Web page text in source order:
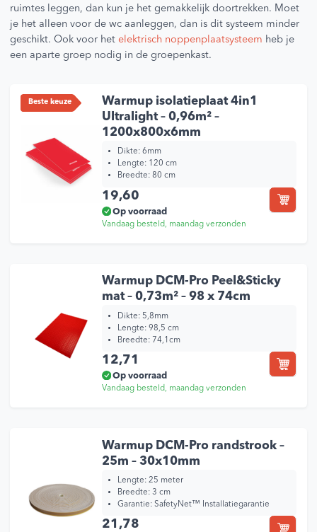
ruimtes leggen, dan kun je het gemakkelijk doortrekken. Moet
je het alleen voor de wc aanleggen, dan is dit systeem minder
geschikt. Ook voor hetelektrisch noppenplaatsysteem heb je
een aparte groep nodig in de groepenkast.
Beste keuze
Warmup isolatieplaat 4in1
Ultralight – 0,96m² –
1200x800x6mm
Dikte: 6mm
Lengte: 120 cm
Breedte: 80 cm
19,60
Op voorraad
Vandaag besteld, maandag verzonden
Warmup DCM-Pro Peel&Sticky
mat – 0,73m² – 98 x 74cm
Dikte: 5,8mm
Lengte: 98,5 cm
Breedte: 74,1cm
12,71
Op voorraad
Vandaag besteld, maandag verzonden
Warmup DCM-Pro randstrook –
25m – 30x10mm
Lengte: 25 meter
Breedte: 3 cm
Garantie: SafetyNet™ Installatiegarantie
21,78